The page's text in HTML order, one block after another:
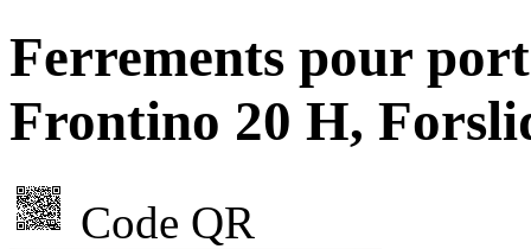
Ferrements pour
Frontino 20 H,
Code QR